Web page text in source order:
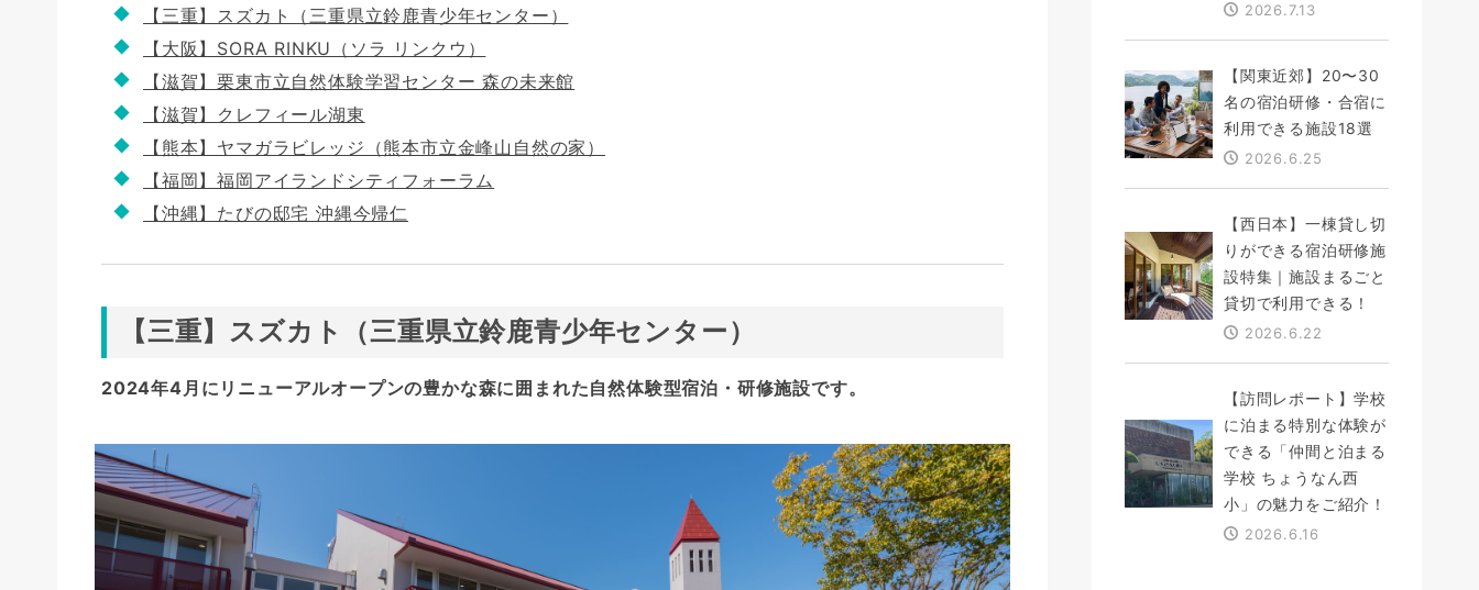
【三重】スズカト（三重県立鈴鹿青少年センター）
【大阪】SORA RINKU（ソラ リンクウ）
【滋賀】栗東市立自然体験学習センター 森の未来館
【滋賀】クレフィール湖東
【熊本】ヤマガラビレッジ（熊本市立金峰山自然の家）
【福岡】福岡アイランドシティフォーラム
【沖縄】たびの邸宅 沖縄今帰仁
【三重】スズカト（三重県立鈴鹿青少年センター）
2024年4月にリニューアルオープンの豊かな森に囲まれた自然体験型宿泊・研修施設です。
2026.7.13
【関東近郊】20〜30
名の宿泊研修・合宿に
利用できる施設18選
2026.6.25
【西日本】一棟貸し切
りができる宿泊研修施
設特集｜施設まるごと
貸切で利用できる！
2026.6.22
【訪問レポート】学校
に泊まる特別な体験が
できる「仲間と泊まる
学校 ちょうなん西
小」の魅力をご紹介！
2026.6.16